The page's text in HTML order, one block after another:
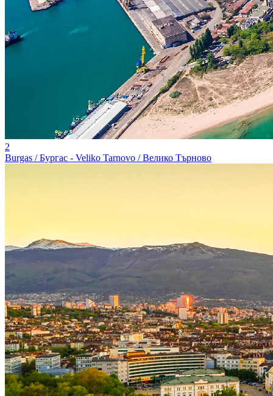
2
Burgas / Бургас - Veliko Tarnovo / Велико Търново